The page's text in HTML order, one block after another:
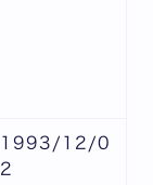
1993/12/0
2